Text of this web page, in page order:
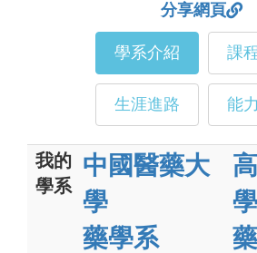
分享網頁
學系介紹 課
生涯進路 能
我的
學系
中國醫藥大
學
藥學系
學